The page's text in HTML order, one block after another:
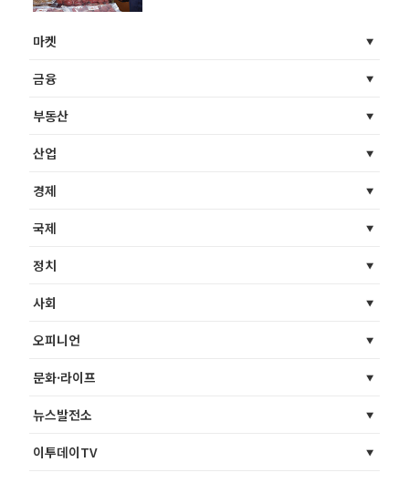
마켓
금융
부동산
산업
경제
국제
정치
사회
오피니언
문화·라이프
뉴스발전소
이투데이TV